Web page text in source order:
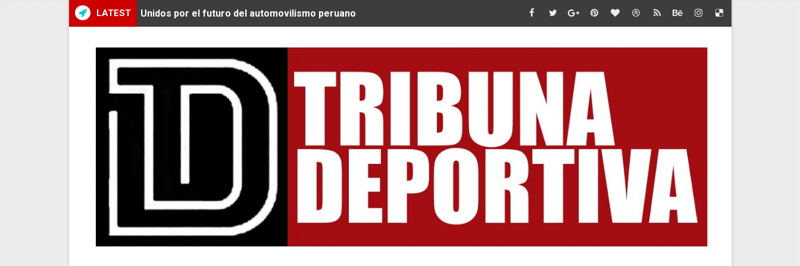
LATEST Unidos por el futuro del automovilismo peruano
Radamel Falcao: “Espero seguir construyendo un legado que inspire a nuevas generaciones de jóvenes”
MARATÓN DE LIMA: EL CHEQUEO MÉDICO COMO LA VERDADERA CLAVE PARA CRUZAR LA META
CLAUDIO PIZARRO: "YO ESPERABA MUCHO MÁS DE CHEMO"
URUBAMBA CORONÓ A LOS ARGENTINOS GAJDOSECH Y CALDERÓN COMO LOS MEJORES DEL AMERICAN SERIES SANTÍSIMO DOWNHILL 2026
SANTÍSIMO DOWNHILL 2026: CICLISTAS DE TODO EL CONTINENTE LLEGAN A URUBAMBA POR CUPO AL MUNDIAL
Se inauguró el Campeonato Nacional Sub 15 de Vóley Masculino en la VIDENA
ÁNGELO CARO SE CONSAGRA SUBCAMPEÓN MUNDIAL EN SKATEBOARDING